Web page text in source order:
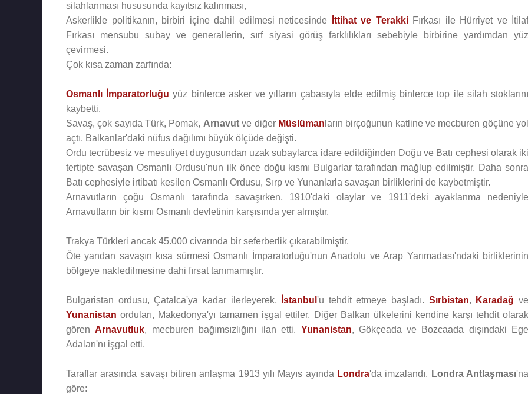
silahlanması hususunda kayıtsız kalınması,
Askerlikle politikanın, birbiri içine dahil edilmesi neticesinde
İttihat ve TerakkiFırkası ile Hürriyet ve İtilaf
Fırkası mensubu subay ve generallerin, sırf siyasi görüş farklılıkları sebebiyle birbirine yardımdan yüz
çevirmesi.
Çok kısa zaman zarfında:
Osmanlı İmparatorluğu yüz binlerce asker ve yılların çabasıyla elde edilmiş binlerce top ile silah stoklarını
kaybetti.
Savaş, çok sayıda Türk, Pomak, Arnavutve diğer Müslüman ların birçoğunun katline ve mecburen göçüne yol
açtı. Balkanlar'daki nüfus dağılımı büyük ölçüde değişti.
Ordu tecrübesiz ve mesuliyet duygusundan uzak subaylarca idare edildiğinden Doğu ve Batı cephesi olarak iki
tertipte savaşan Osmanlı Ordusu'nun ilk önce doğu kısmı Bulgarlar tarafından mağlup edilmiştir. Daha sonra
Batı cephesiyle irtibatı kesilen Osmanlı Ordusu, Sırp ve Yunanlarla savaşan birliklerini de kaybetmiştir.
Arnavutların çoğu Osmanlı tarafında savaşırken, 1910'daki olaylar ve 1911'deki ayaklanma nedeniyle
Arnavutların bir kısmı Osmanlı devletinin karşısında yer almıştır.
Trakya Türkleri ancak 45.000 civarında bir seferberlik çıkarabilmiştir.
Öte yandan savaşın kısa sürmesi Osmanlı İmparatorluğu'nun Anadolu ve Arap Yarımadası'ndaki birliklerinin
bölgeye nakledilmesine dahi fırsat tanımamıştır.
Bulgaristan ordusu, Çatalca'ya kadar ilerleyerek, İstanbul 'u tehdit etmeye başladı. Sırbistan, Karadağ ve
Yunanistan orduları, Makedonya'yı tamamen işgal ettiler. Diğer Balkan ülkelerini kendine karşı tehdit olarak
görenArnavutluk, mecburen bağımsızlığını ilan etti. Yunanistan, Gökçeada ve Bozcaada dışındaki Ege
Adaları'nı işgal etti.
Taraflar arasında savaşı bitiren anlaşma 1913 yılı Mayıs ayında Londra'da imzalandı. Londra Antlaşması'na
göre: